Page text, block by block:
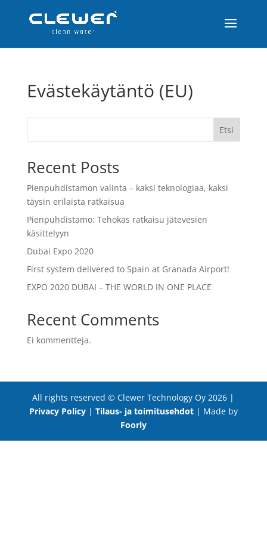
Evästekäytäntö (EU)
Etsi
Recent Posts
Pienpuhdistamon valinta – kaksi teknologiaa, kaksi
täysin erilaista ratkaisua
Pienpuhdistamo: Tehokas ratkaisu jätevesien
käsittelyyn
Dubai Expo 2020
First system delivered to Spain at Granada Airport!
EXPO 2020 DUBAI – THE WORLD IN ONE PLACE
Recent Comments
Ei kommentteja.
All rights reserved © Clewer Technology Oy 2026 |
Privacy Policy| Tilaus- ja toimitusehdot| Made by
Foorly